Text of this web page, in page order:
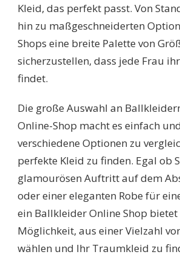
Kleid, das perfekt passt. Von
hin zu maßgeschneiderten
Shops eine breite Palette von
sicherzustellen, dass jede Frau
findet.
Die große Auswahl an
Online-Shop macht es einfach
verschiedene Optionen zu
perfekte Kleid zu finden. Egal ob
glamourösen Auftritt auf dem
oder einer eleganten Robe für
ein Ballkleider Online Shop bietet
Möglichkeit, aus einer Vielzahl
wählen und Ihr Traumkleid zu